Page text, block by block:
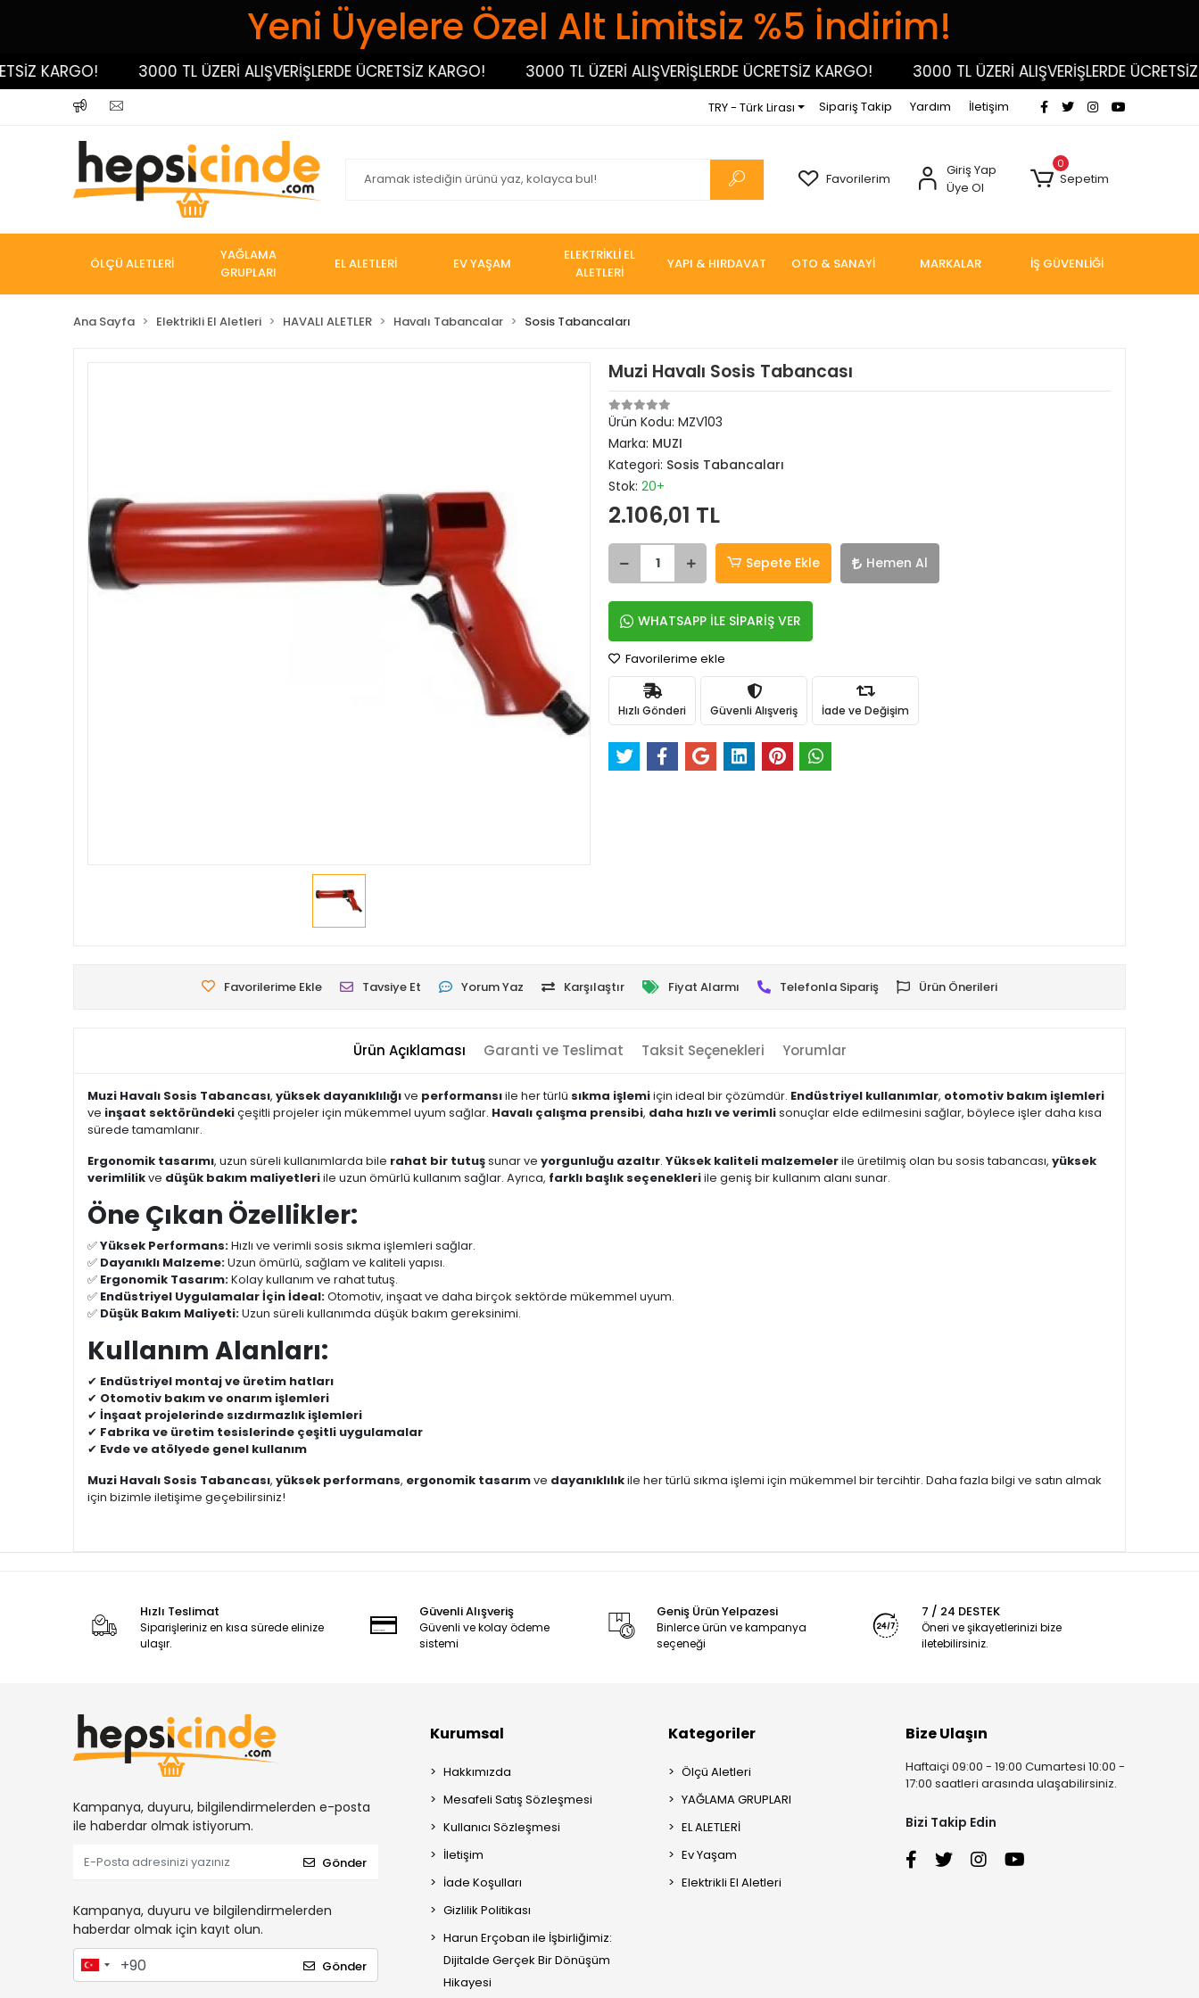
Yeni Üyelere Özel Alt Limitsiz %5 İndirim!
KARGO! 3000 TL ÜZERİ ALIŞVERİŞLERDE ÜCRETSİZ KARGO! 3000 TL ÜZERİ ALIŞVERİŞLERDE ÜCRETSİZ KARGO! 3000 TL ÜZERİ ALIŞVERİŞLERDE ÜCRETSİZ
TRY - Türk Lirası Sipariş Takip Yardım İletişim
Favorilerim
Giriş Yap
Üye Ol
0
Sepetim
ÖLÇÜ ALETLERİ
YAĞLAMA
GRUPLARI
EL ALETLERİ EV YAŞAM
ELEKTRİKLİ EL
ALETLERİ
YAPI & HIRDAVAT OTO & SANAYİ MARKALAR İŞ GÜVENLİĞİ
Ana Sayfa Elektrikli El Aletleri HAVALI ALETLER Havalı Tabancalar Sosis Tabancaları
Muzi Havalı Sosis Tabancası
Ürün Kodu: MZV103
Marka: MUZI
Kategori: Sosis Tabancaları
Stok: 20+
2.106,01 TL
Sepete Ekle Hemen Al
WHATSAPP İLE SİPARİŞ VER
Favorilerime ekle
Hızlı Gönderi Güvenli Alışveriş İade ve Değişim
Favorilerime Ekle Tavsiye Et Yorum Yaz Karşılaştır Fiyat Alarmı Telefonla Sipariş Ürün Önerileri
Ürün Açıklaması Garanti ve Teslimat Taksit Seçenekleri Yorumlar
Muzi Havalı Sosis Tabancası, yüksek dayanıklılığıve performansıile her türlü sıkma işlemiiçin ideal bir çözümdür. Endüstriyel kullanımlar, otomotiv bakım işlemleri
ve inşaat sektöründekiçeşitli projeler için mükemmel uyum sağlar. Havalı çalışma prensibi, daha hızlı ve verimlisonuçlar elde edilmesini sağlar, böylece işler daha kısa
sürede tamamlanır.
Ergonomik tasarımı, uzun süreli kullanımlarda bile rahat bir tutuşsunar ve yorgunluğu azaltır. Yüksek kaliteli malzemelerile üretilmiş olan bu sosis tabancası, yüksek
verimlilikve düşük bakım maliyetleriile uzun ömürlü kullanım sağlar. Ayrıca, farklı başlık seçenekleriile geniş bir kullanım alanı sunar.
Öne Çıkan Özellikler:
✅Yüksek Performans:Hızlı ve verimli sosis sıkma işlemleri sağlar.
✅ Dayanıklı Malzeme:Uzun ömürlü, sağlam ve kaliteli yapısı.
✅ Ergonomik Tasarım:Kolay kullanım ve rahat tutuş.
✅ Endüstriyel Uygulamalar İçin İdeal:Otomotiv, inşaat ve daha birçok sektörde mükemmel uyum.
✅ Düşük Bakım Maliyeti:Uzun süreli kullanımda düşük bakım gereksinimi.
Kullanım Alanları:
✔ Endüstriyel montaj ve üretim hatları
✔ Otomotiv bakım ve onarım işlemleri
✔ İnşaat projelerinde sızdırmazlık işlemleri
✔ Fabrika ve üretim tesislerinde çeşitli uygulamalar
✔ Evde ve atölyede genel kullanım
Muzi Havalı Sosis Tabancası, yüksek performans, ergonomik tasarımve dayanıklılıkile her türlü sıkma işlemi için mükemmel bir tercihtir. Daha fazla bilgi ve satın almak
için bizimle iletişime geçebilirsiniz!
Hızlı Teslimat
Siparişleriniz en kısa sürede elinize
ulaşır.
Güvenli Alışveriş
Güvenli ve kolay ödeme
sistemi
Geniş Ürün Yelpazesi
Binlerce ürün ve kampanya
seçeneği
7 / 24 DESTEK
Öneri ve şikayetlerinizi bize
iletebilirsiniz.
Kampanya, duyuru, bilgilendirmelerden e-posta
ile haberdar olmak istiyorum.
Gönder
Kampanya, duyuru ve bilgilendirmelerden
haberdar olmak için kayıt olun.
Gönder
Kurumsal
Hakkımızda
Mesafeli Satış Sözleşmesi
Kullanıcı Sözleşmesi
İletişim
İade Koşulları
Gizlilik Politikası
Harun Erçoban ile İşbirliğimiz:
Dijitalde Gerçek Bir Dönüşüm
Hikayesi
Kategoriler
Ölçü Aletleri
YAĞLAMA GRUPLARI
EL ALETLERİ
Ev Yaşam
Elektrikli El Aletleri
Bize Ulaşın
Haftaiçi 09:00 - 19:00 Cumartesi 10:00 -
17:00 saatleri arasında ulaşabilirsiniz.
Bizi Takip Edin